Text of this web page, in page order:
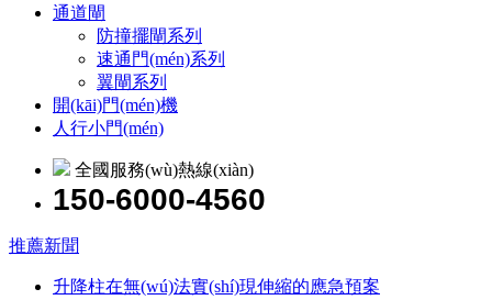
通道閘
防撞擺閘系列
速通門(mén)系列
翼閘系列
開(kāi)門(mén)機
人行小門(mén)
全國服務(wù)熱線(xiàn)
150-6000-4560
推薦新聞
升降柱在無(wú)法實(shí)現伸縮的應急預案